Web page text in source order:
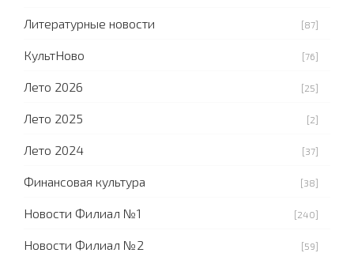
Литературные новости [87]
КультНово [76]
Лето 2026 [25]
Лето 2025 [2]
Лето 2024 [37]
Финансовая культура [38]
Новости Филиал №1 [240]
Новости Филиал №2 [59]